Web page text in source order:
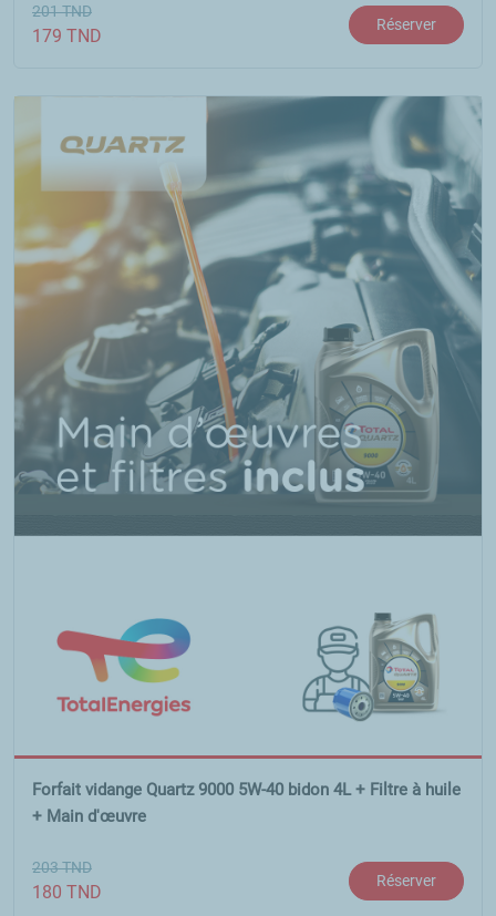
201TND
179 TND
Réserver
Forfait vidange Quartz 9000 5W-40 bidon 4L + Filtre à huile
+ Main d'œuvre
203TND
180 TND
Réserver